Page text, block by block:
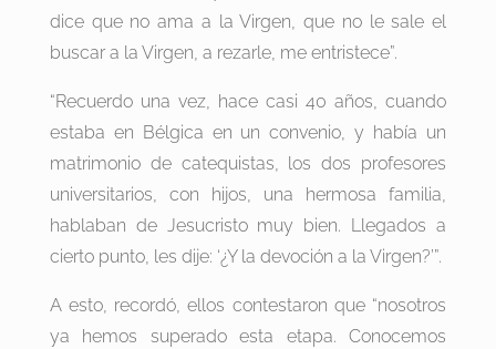
dice que no ama a la Virgen, que no le sale el
buscar a la Virgen, a rezarle, me entristece”.
“Recuerdo una vez, hace casi 40 años, cuando
estaba en Bélgica en un convenio, y había un
matrimonio de catequistas, los dos profesores
universitarios, con hijos, una hermosa familia,
hablaban de Jesucristo muy bien. Llegados a
cierto punto, les dije: ‘¿Y la devoción a la Virgen?’”.
A esto, recordó, ellos contestaron que “nosotros
ya hemos superado esta etapa. Conocemos